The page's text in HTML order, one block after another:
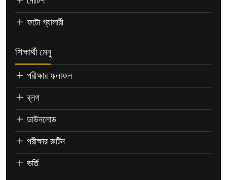
ফটো গ্যালারী
শিক্ষার্থী মেনু
পরীক্ষার ফলাফল
ব্লগ
ডাউনলোড
পরীক্ষার রুটিন
ভর্তি